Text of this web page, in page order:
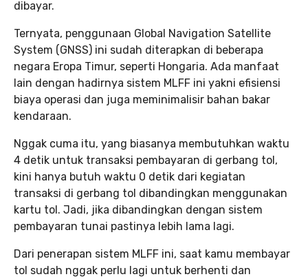
dibayar.
Ternyata, penggunaan Global Navigation Satellite
System (GNSS) ini sudah diterapkan di beberapa
negara Eropa Timur, seperti Hongaria. Ada manfaat
lain dengan hadirnya sistem MLFF ini yakni efisiensi
biaya operasi dan juga meminimalisir bahan bakar
kendaraan.
Nggak cuma itu, yang biasanya membutuhkan waktu
4 detik untuk transaksi pembayaran di gerbang tol,
kini hanya butuh waktu 0 detik dari kegiatan
transaksi di gerbang tol dibandingkan menggunakan
kartu tol. Jadi, jika dibandingkan dengan sistem
pembayaran tunai pastinya lebih lama lagi.
Dari penerapan sistem MLFF ini, saat kamu membayar
tol sudah nggak perlu lagi untuk berhenti dan